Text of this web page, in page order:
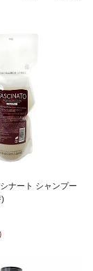
ナート シャンプー
)